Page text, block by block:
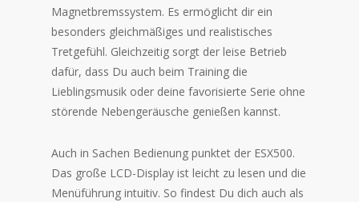
Magnetbremssystem. Es ermöglicht dir ein
besonders gleichmäßiges und realistisches
Tretgefühl. Gleichzeitig sorgt der leise Betrieb
dafür, dass Du auch beim Training die
Lieblingsmusik oder deine favorisierte Serie ohne
störende Nebengeräusche genießen kannst.
Auch in Sachen Bedienung punktet der ESX500.
Das große LCD-Display ist leicht zu lesen und die
Menüführung intuitiv. So findest Du dich auch als